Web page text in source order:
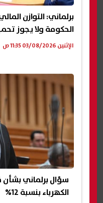
برلماني: التوازن
الحكومة ولا يجوز
الإثنين 03/08/2026 11:35 ص
سؤال برلماني بشأن
الكهرباء بنسبة 12%